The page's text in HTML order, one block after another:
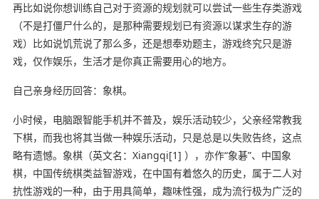
再比如说你想训练自己对于资源的规划就可以尝试一些生存类游戏
（不是打僵尸什么的，是那种需要规划已有资源以谋求生存的游
戏）比如说饥荒说了那么多，还是想奉劝题主，游戏终究只是游
戏，仅作娱乐，生活才是你真正需要用心的地方。
自己亲身经历回答：象棋。
小时候，电脑跟智能手机并不普及，娱乐活动较少，父亲经常教我
下棋，而我也将其当做一种娱乐活动，只是总是以失败告终，这点
略有遗憾。象棋（英文名：Xiangqi[1] ），亦作“象碁”、中国象
棋，中国传统棋类益智游戏，在中国有着悠久的历史，属于二人对
抗性游戏的一种，由于用具简单，趣味性强，成为流行极为广泛的